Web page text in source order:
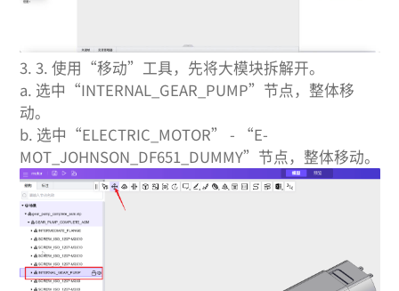
3. 3. 使用“移动”工具，先将大模块拆解开。
a. 选中“INTERNAL_GEAR_PUMP”节点，整体移
动。
b. 选中“ELECTRIC_MOTOR” - “E-
MOT_JOHNSON_DF651_DUMMY”节点，整体移动。